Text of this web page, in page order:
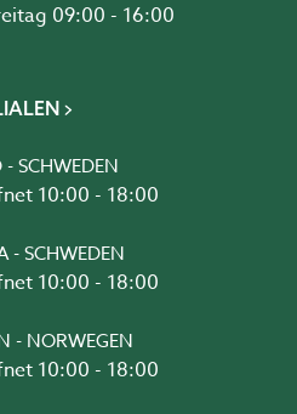
09:00 - 16:00
- SCHWEDEN
10:00 - 18:00
- SCHWEDEN
10:00 - 18:00
- NORWEGEN
10:00 - 18:00